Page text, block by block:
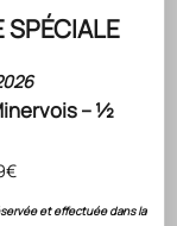
SPÉCIALE
– ½
et effectuée dans la